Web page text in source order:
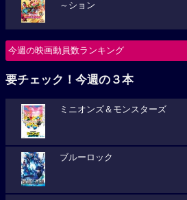
～ション
今週の映画動員数ランキング
要チェック！今週の３本
ミニオンズ＆モンスターズ
ブルーロック